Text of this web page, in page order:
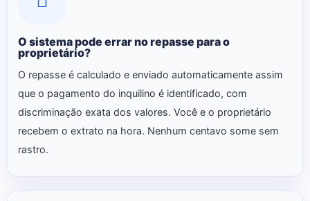
O sistema pode errar no repasse para o
proprietário?
O repasse é calculado e enviado automaticamente assim
que o pagamento do inquilino é identificado, com
discriminação exata dos valores. Você e o proprietário
recebem o extrato na hora. Nenhum centavo some sem
rastro.